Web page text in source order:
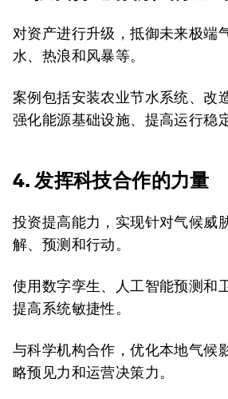
对资产进行升级，抵御未来极端
水、热浪和风暴等。
案例包括安装农业节水系统、改
强化能源基础设施、提高运行稳
4. 发挥科技合作的力量
投资提高能力，实现针对气候威
解、预测和行动。
使用数字孪生、人工智能预测和
提高系统敏捷性。
与科学机构合作，优化本地气候
略预见力和运营决策力。